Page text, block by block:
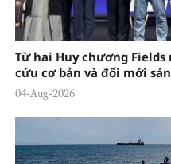
Từ hai Huy chương
cứu cơ bản và đổi mới
04-Aug-2026